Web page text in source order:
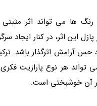
ها می تواند اثر مثبتی
پازل این اثر، در کنار ایجاد
حس آرامش اثرگذار باشد.
تواند هر نوع پارازیت
آن خوشبختی است.